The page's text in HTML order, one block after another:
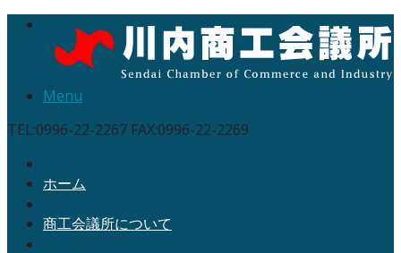
Menu
TEL:0996-22-2267 FAX:0996-22-2269
ホーム
商工会議所について